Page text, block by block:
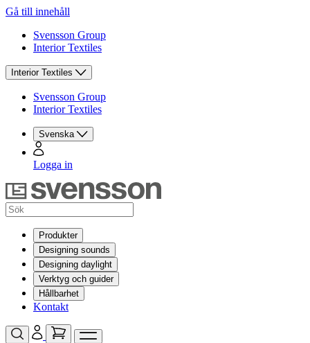
Gå till innehåll
Svensson Group
Interior Textiles
Interior Textiles
Svensson Group
Interior Textiles
Svenska
Logga in
Produkter
Designing sounds
Designing daylight
Verktyg och guider
Hållbarhet
Kontakt